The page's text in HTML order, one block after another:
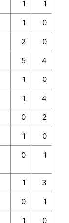
1 1
1 0
2 0
5 4
1 0
1 4
0 2
1 0
0 1
1 3
0 1
1 0